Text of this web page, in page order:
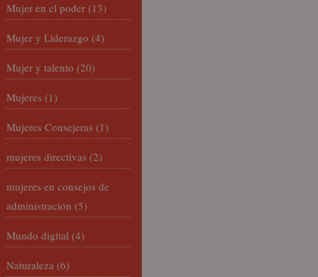
Mujer en el poder (13)
Mujer y Liderazgo (4)
Mujer y talento (20)
Mujeres (1)
Mujeres Consejeras (1)
mujeres directivas (2)
mujeres en consejos de
administración (5)
Mundo digital (4)
Naturaleza (6)